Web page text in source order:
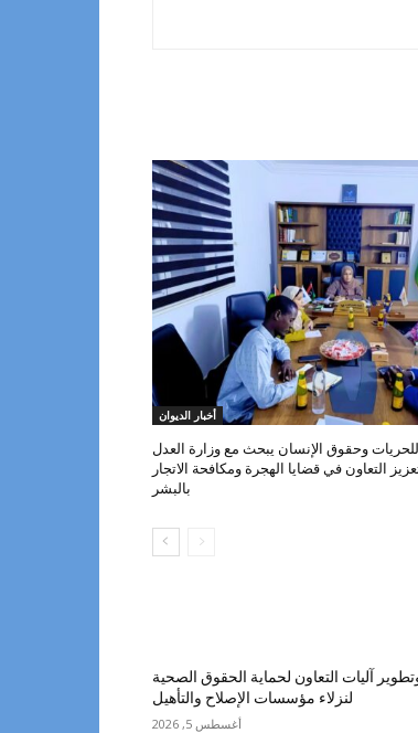
أخبار الديوان
وحقوق الإنسان يبحث مع وزارة العدل
التعاون في قضايا الهجرة ومكافحة الاتجار
بالبشر
آليات التعاون لحماية الحقوق الصحية
لنزلاء مؤسسات الإصلاح والتأهيل
أغسطس 5, 2026